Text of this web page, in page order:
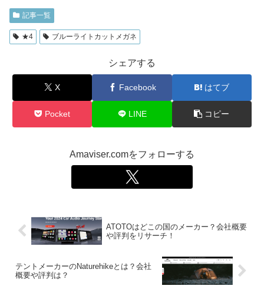
記事一覧
★4 ブルーライトカットメガネ
シェアする
X Facebook はてブ
Pocket LINE コピー
Amaviser.comをフォローする
ATOTOはどこの国のメーカー？会社概要
や評判をリサーチ！
テントメーカーのNaturehikeとは？会社
概要や評判は？